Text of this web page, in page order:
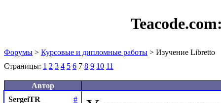
Форумы > Курсовые и дипломные работы > Изучение Libretto
Страницы: 1 2 3 4 5 6 7 8 9 10 11
Автор
SergeiTR
#